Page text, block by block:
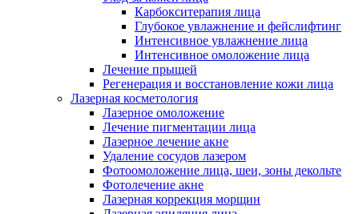
Карбокситерапия лица
Глубокое увлажнение и фейслифтинг
Интенсивное увлажнение лица
Интенсивное омоложение лица
Лечение прыщей
Регенерация и восстановление кожи лица
Лазерная косметология
Лазерное омоложение
Лечение пигментации лица
Лазерное лечение акне
Удаление сосудов лазером
Фотоомоложение лица, шеи, зоны декольте
Фотолечение акне
Лазерная коррекция морщин